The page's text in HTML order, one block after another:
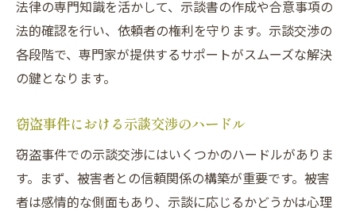
法律の専門知識を活かして、示談書の作成や合意事項の
法的確認を行い、依頼者の権利を守ります。示談交渉の
各段階で、専門家が提供するサポートがスムーズな解決
の鍵となります。
窃盗事件における示談交渉のハードル
窃盗事件での示談交渉にはいくつかのハードルがありま
す。まず、被害者との信頼関係の構築が重要です。被害
者は感情的な側面もあり、示談に応じるかどうかは心理